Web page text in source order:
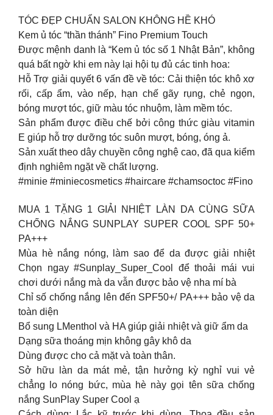
TÓC ĐẸP CHUẨN SALON KHÔNG HỀ KHÓ
Kem ủ tóc “thần thánh” Fino Premium Touch
Được mệnh danh là “Kem ủ tóc số 1 Nhật Bản”, không
quá bất ngờ khi em này lại hội tụ đủ các tinh hoa:
Hỗ Trợ giải quyết 6 vấn đề về tóc: Cải thiện tóc khô xơ
rối, cấp ẩm, vào nếp, hạn chế gãy rụng, chẻ ngọn,
bóng mượt tóc, giữ màu tóc nhuộm, làm mềm tóc.
Sản phẩm được điều chế bởi công thức giàu vitamin
E giúp hỗ trợ dưỡng tóc suôn mượt, bóng, óng ả.
Sản xuất theo dây chuyền công nghệ cao, đã qua kiểm
định nghiêm ngặt về chất lượng.
#minie #miniecosmetics #haircare #chamsoctoc #Fino
MUA 1 TẶNG 1 GIẢI NHIỆT LÀN DA CÙNG SỮA
CHỐNG NẮNG SUNPLAY SUPER COOL SPF 50+
PA+++
Mùa hè nắng nóng, làm sao để da được giải nhiệt
Chọn ngay #Sunplay_Super_Cool để thoải mái vui
chơi dưới nắng mà da vẫn được bảo vệ nha mí bà
Chỉ số chống nắng lên đến SPF50+/ PA+++ bảo vệ da
toàn diện
Bổ sung LMenthol và HA giúp giải nhiệt và giữ ẩm da
Dạng sữa thoáng mịn không gây khô da
Dùng được cho cả mặt và toàn thân.
Sở hữu làn da mát mẻ, tận hưởng kỳ nghỉ vui vẻ
chẳng lo nóng bức, mùa hè này gọi tên sữa chống
nắng SunPlay Super Cool ạ